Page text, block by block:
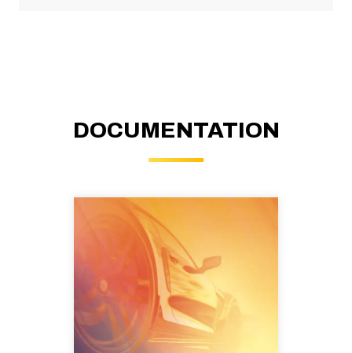
DOCUMENTATION